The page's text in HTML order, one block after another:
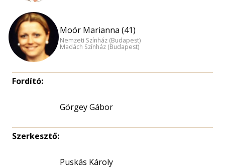
Moór Marianna (41)
Nemzeti Színház (Budapest)
Madách Színház (Budapest)
Fordító:
Görgey Gábor
Szerkesztő:
Puskás Károly